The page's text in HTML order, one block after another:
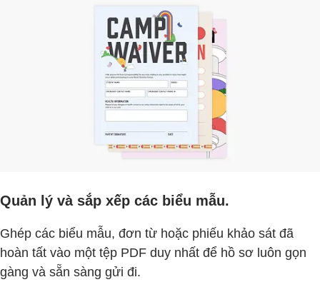
Quản lý và sắp xếp các biểu mẫu.
Ghép các biểu mẫu, đơn từ hoặc phiếu khảo sát đã
hoàn tất vào một tệp PDF duy nhất để hồ sơ luôn gọn
gàng và sẵn sàng gửi đi.